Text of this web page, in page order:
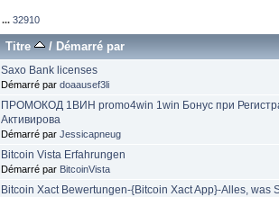
...32910
Titre /Démarré par
Saxo Bank licenses
Démarré par doaausef3li
ПРОМОКОД 1ВИН promo4win 1win Бонус при
Активирова
Démarré par Jessicapneug
Bitcoin Vista Erfahrungen
Démarré par BitcoinVista
Bitcoin Xact Bewertungen-{Bitcoin Xact App}-Alles, was